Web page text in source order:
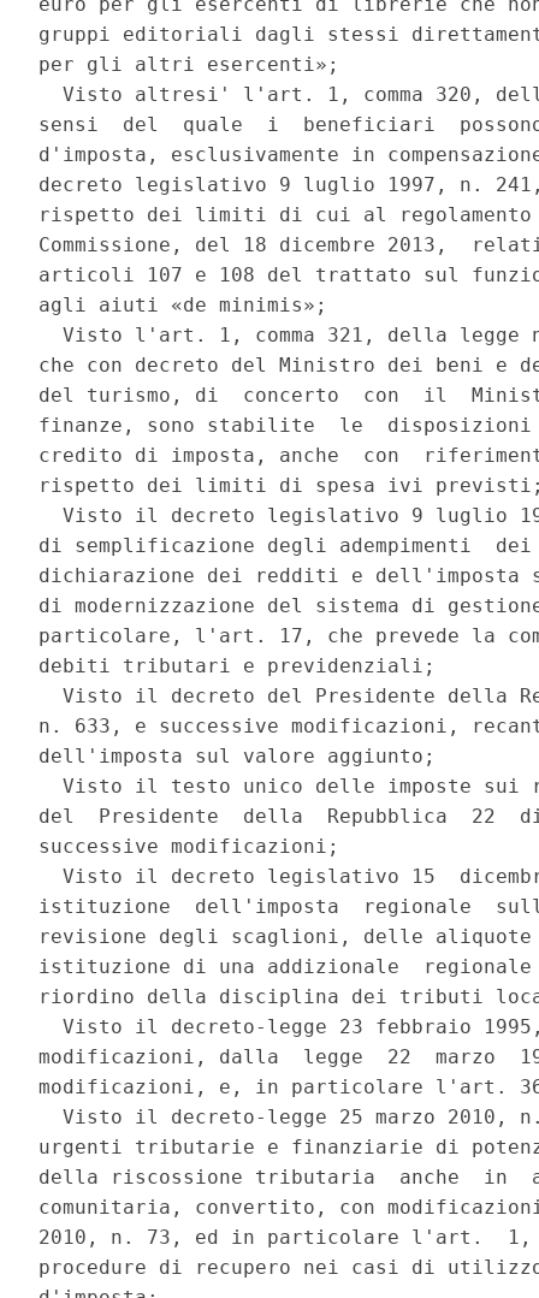
gruppi editoriali dagli stessi
per gli altri esercenti»;
Visto altresi' l'art. 1, comma 320,
sensi  del  quale  i  beneficiari
d'imposta, esclusivamente in
decreto legislativo 9 luglio 1997, n.
rispetto dei limiti di cui al regolamento
Commissione, del 18 dicembre 2013,
articoli 107 e 108 del trattato sul
agli aiuti «de minimis»;
Visto l'art. 1, comma 321, della legge
che con decreto del Ministro dei beni
del turismo, di  concerto  con  il
finanze, sono stabilite  le
credito di imposta, anche  con
rispetto dei limiti di spesa ivi
Visto il decreto legislativo 9 luglio
di semplificazione degli adempimenti
dichiarazione dei redditi e dell'imposta
di modernizzazione del sistema di
particolare, l'art. 17, che prevede la
debiti tributari e previdenziali;
Visto il decreto del Presidente della
n. 633, e successive modificazioni,
dell'imposta sul valore aggiunto;
Visto il testo unico delle imposte sui
del  Presidente  della  Repubblica  22
successive modificazioni;
Visto il decreto legislativo 15
istituzione  dell'imposta  regionale
revisione degli scaglioni, delle aliquote
istituzione di una addizionale
riordino della disciplina dei tributi
Visto il decreto-legge 23 febbraio
modificazioni, dalla  legge  22  marzo
modificazioni, e, in particolare l'art.
Visto il decreto-legge 25 marzo 2010,
urgenti tributarie e finanziarie di
della riscossione tributaria  anche  in
comunitaria, convertito, con
2010, n. 73, ed in particolare l'art.  1,
procedure di recupero nei casi di